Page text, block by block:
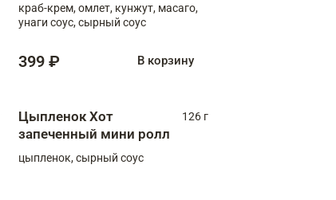
краб-крем, омлет, кунжут, масаго,
унаги соус, сырный соус
399 ₽ В корзину
Цыпленок Хот
запеченный мини ролл
126 г
цыпленок, сырный соус